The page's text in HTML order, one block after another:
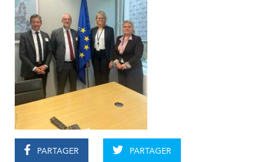
PARTAGER PARTAGER